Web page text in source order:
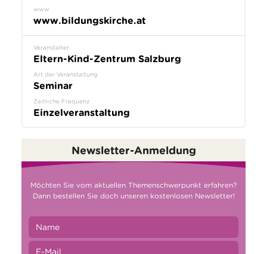
www
www.bildungskirche.at
Veranstalter
Eltern-Kind-Zentrum Salzburg
Art der Veranstaltung
Seminar
Zeitliche Frequenz
Einzelveranstaltung
Newsletter-Anmeldung
Möchten Sie vom aktuellen Themenschwerpunkt erfahren?
Dann bestellen Sie doch unseren kostenlosen Newsletter!